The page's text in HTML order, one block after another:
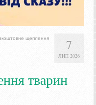
7
ЛИП 2026
щеплення
тварин